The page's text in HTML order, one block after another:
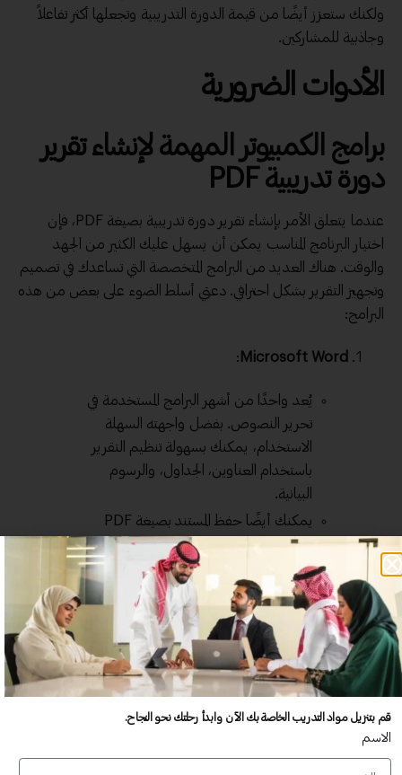
ولكنك ستعزز أيضًا من قيمة الدورة التدريبية وتجعلها أكثر تفاعلاً
وجاذبية للمشاركين.
الأدوات الضرورية
برامج الكمبيوتر المهمة لإنشاء تقرير
دورة تدريبية PDF
عندما يتعلق الأمر بإنشاء تقرير دورة تدريبية بصيغة PDF، فإن
اختيار البرنامج المناسب يمكن أن يسهل عليك الكثير من الجهد
والوقت. هناك العديد من البرامج المتخصصة التي تساعدك في تصميم
وتجهيز التقرير بشكل احترافي. دعني أسلط الضوء على بعض من هذه
البرامج:
Microsoft Word
:
يُعد واحدًا من أشهر البرامج المستخدمة في
تحرير النصوص. بفضل واجهته السهلة
الاستخدام، يمكنك بسهولة تنظيم التقرير
باستخدام العناوين، الجداول، والرسوم
البيانية.
يمكنك أيضًا حفظ المستند بصيغة PDF
بنقرة واحدة، مما يجعله مثاليًا لتقارير
الدورات التدريبية.
Canva
:
يعد Canva مثالًا آخر غير تقليدي لتصميم
التقارير. يحتوي على مجموعة كبيرة من
القوالب الجاهزة، مما يساعدك في إنشاء
تصميم جذاب وسهل الاستخدام.
قم بتنزيل مواد التدريب الخاصة بك الآن وابدأ رحلتك نحو النجاح.
الاسم